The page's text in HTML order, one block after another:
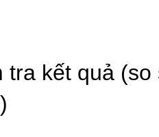
tra kết quả